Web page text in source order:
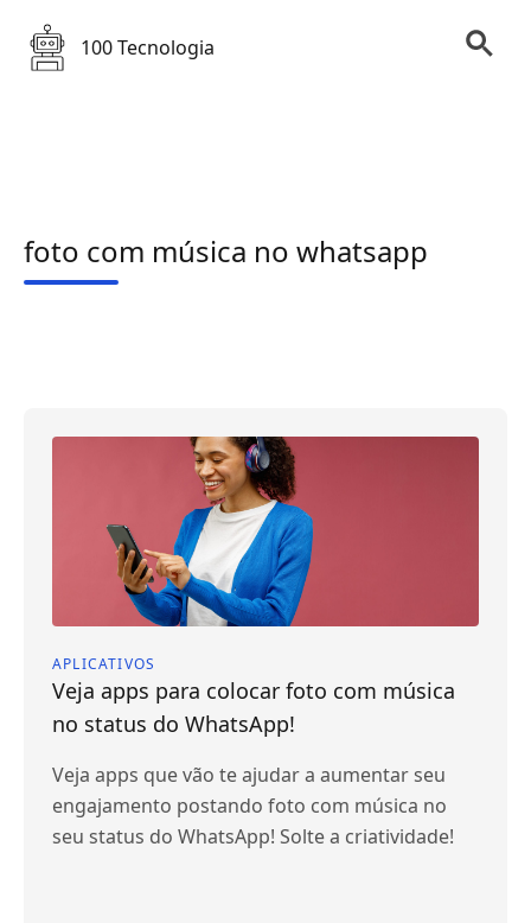
100 Tecnologia
foto com música no whatsapp
APLICATIVOS
Veja apps para colocar foto com música
no status do WhatsApp!
Veja apps que vão te ajudar a aumentar seu
engajamento postando foto com música no
seu status do WhatsApp! Solte a criatividade!